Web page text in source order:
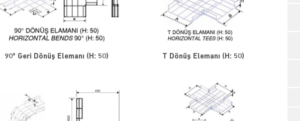
90° Geri Dönüş Elemanı (H: 50) T Dönüş Elemanı (H: 50)